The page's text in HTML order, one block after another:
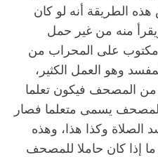
هذه الطريقة أنه لو كان
منه من غير حمل
مكتوب على المحراب من
وهو العمل الكثير،
من المصحف فيكون تعلما
يسمى متعلما فصار
الصلاة وكذا هذا، وهذه
إذا كان حاملا للمصحف